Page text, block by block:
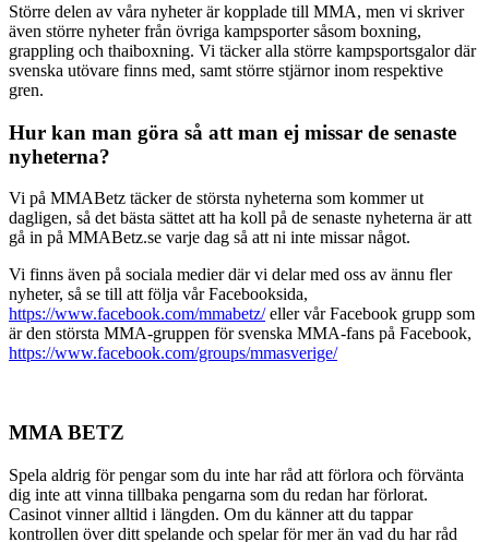
Större delen av våra nyheter är kopplade till MMA, men vi skriver
även större nyheter från övriga kampsporter såsom boxning,
grappling och thaiboxning. Vi täcker alla större kampsportsgalor där
svenska utövare finns med, samt större stjärnor inom respektive
gren.
Hur kan man göra så att man ej missar de senaste
nyheterna?
Vi på MMABetz täcker de största nyheterna som kommer ut
dagligen, så det bästa sättet att ha koll på de senaste nyheterna är att
gå in på MMABetz.se varje dag så att ni inte missar något.
Vi finns även på sociala medier där vi delar med oss av ännu fler
nyheter, så se till att följa vår Facebooksida,
https://www.facebook.com/mmabetz/eller vår Facebook grupp som
är den största MMA-gruppen för svenska MMA-fans på Facebook,
https://www.facebook.com/groups/mmasverige/
MMA BETZ
Spela aldrig för pengar som du inte har råd att förlora och förvänta
dig inte att vinna tillbaka pengarna som du redan har förlorat.
Casinot vinner alltid i längden. Om du känner att du tappar
kontrollen över ditt spelande och spelar för mer än vad du har råd